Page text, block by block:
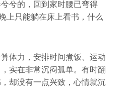
兮的，回到家时腰已弯得
上只能躺在床上看书，什么
体力，安排时间煮饭、运动
实在非常沉闷孤单。有时翻
却没有一点兴致，心情就沉